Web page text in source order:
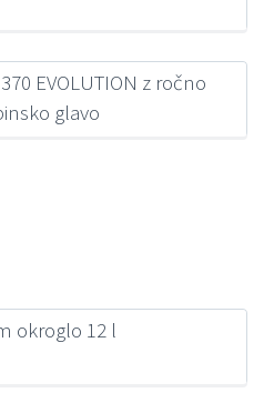
EVOLUTION z ročno
glavo
okroglo 12 l